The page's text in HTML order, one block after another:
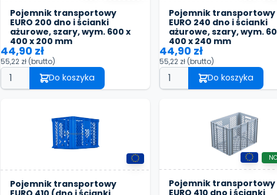
Pojemnik transportowy
EURO 200 dno i ścianki
ażurowe, szary, wym. 600 x
400 x 200 mm
44,90 zł
55,22 zł (brutto)
Do koszyka
Pojemnik transportowy
EURO 240 dno i ścianki
ażurowe, szary, wym.
400 x 240 mm
44,90 zł
55,22 zł (brutto)
Do koszyka
Pojemnik transportowy
Pojemnik transportowy
EURO 410 dno i ścianki